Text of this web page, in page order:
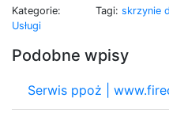
Kategorie:
Usługi
Tagi: skrzynie
Podobne wpisy
Serwis ppoż |